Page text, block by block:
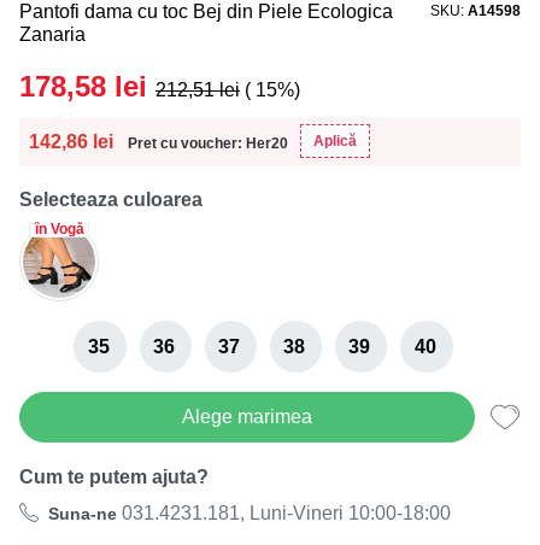
Pantofi dama cu toc Bej din Piele Ecologica
Zanaria
SKU A14598
142,86 lei Pret cu voucher: Her20 Aplică
178,58 lei 212,51lei ( 15%)
Selecteaza culoarea
în Vogă
35 36 37 38 39 40
Alege marimea
Cum te putem ajuta?
Suna-ne 031.4231.181, Luni-Vineri 10:00-18:00